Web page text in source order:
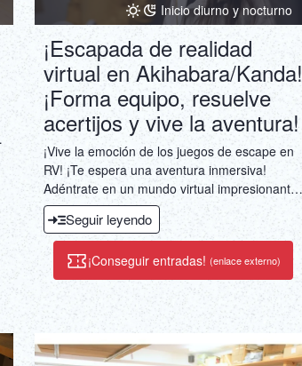
Inicio diurno y nocturno
¡Escapada de realidad
virtual en Akihabara/Kanda!
¡Forma equipo, resuelve
acertijos y vive la aventura!
¡Vive la emoción de los juegos de escape en
RV! ¡Te espera una aventura inmersiva!
Adéntrate en un mundo virtual impresionante
con tecnología de RV de vanguardia.
¡Siéntete como el héroe de tu propia película!
¡Resuelve puzles y trabaja en equipo! Trabaja
en equipo para resolver intrincados puzles y
descubrir secretos ocultos. ¡La cooperación
es clave! ¡Escapa de la realidad en solo 1
hora! Una aventura perfecta para después
del trabajo o el fin de semana: ¡corta pero
inolvidable!
Seguir leyendo
¡Conseguir entradas! (enlace externo)